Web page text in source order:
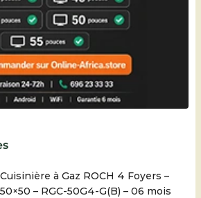
Cuisinière à Gaz ROCH 4 Foyers –
50×50 – RGC-50G4-G(B) – 06 mois